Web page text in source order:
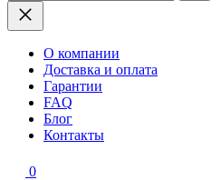
О компании
Доставка и оплата
Гарантии
FAQ
Блог
Контакты
0